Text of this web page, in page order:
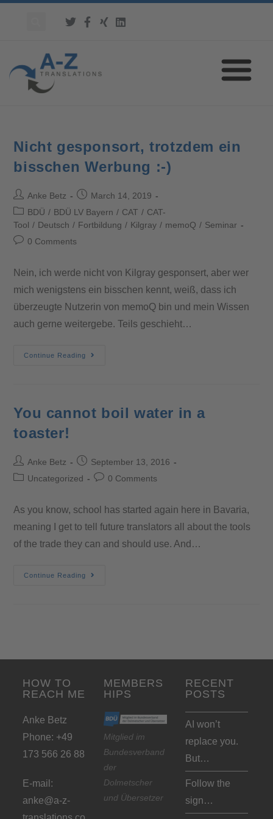
Nicht gesponsort, trotzdem ein
bisschen Werbung :-)
Anke Betz
March 14, 2019
BDÜ / BDÜ LV Bayern / CAT / CAT-
Tool / Deutsch / Fortbildung / Kilgray / memoQ / Seminar
0 Comments
Nein, ich werde nicht von Kilgray gesponsert, aber wer
mich wenigstens ein bisschen kennt, weiß, dass ich
überzeugte Nutzerin von memoQ bin und mein Wissen
auch gerne weitergebe. Teils geschieht…
Continue Reading
You cannot boil water in a
toaster!
Anke Betz
September 13, 2016
Uncategorized
0 Comments
As you know, school has started again here in Bavaria,
meaning I get to tell future translators all about the tools
of the trade they can and should use. And…
Continue Reading
HOW TO
REACH ME
Anke Betz
Phone: +49
173 566 26 88
E-mail:
anke@a-z-
MEMBERS
HIPS
Mitglied im
Bundesverband
der
Dolmetscher
und Übersetzer
RECENT
POSTS
AI won’t
replace you.
But…
Follow the
sign…